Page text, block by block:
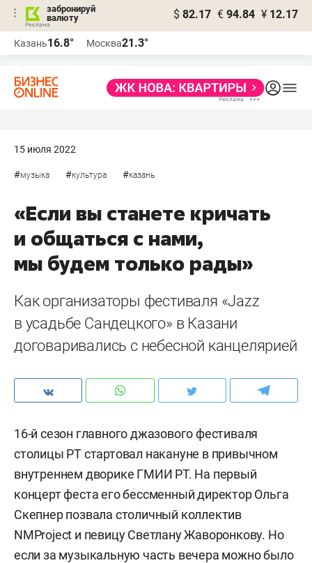
забронируй
валюту
$ 82.17 € 94.84 ¥ 12.17
Казань16.8° Москва21.3°
15 июля 2022
#музыка #культура #казань
«Если вы станете кричать
и общаться с нами,
мы будем только рады»
Как организаторы фестиваля «Jazz
в усадьбе Сандецкого» в Казани
договаривались с небесной канцелярией
16-й сезон главного джазового фестиваля
столицы РТ стартовал накануне в привычном
внутреннем дворике ГМИИ РТ. На первый
концерт феста его бессменный директор Ольга
Скепнер позвала столичный коллектив
NMProject и певицу Светлану Жаворонкову. Но
если за музыкальную часть вечера можно было